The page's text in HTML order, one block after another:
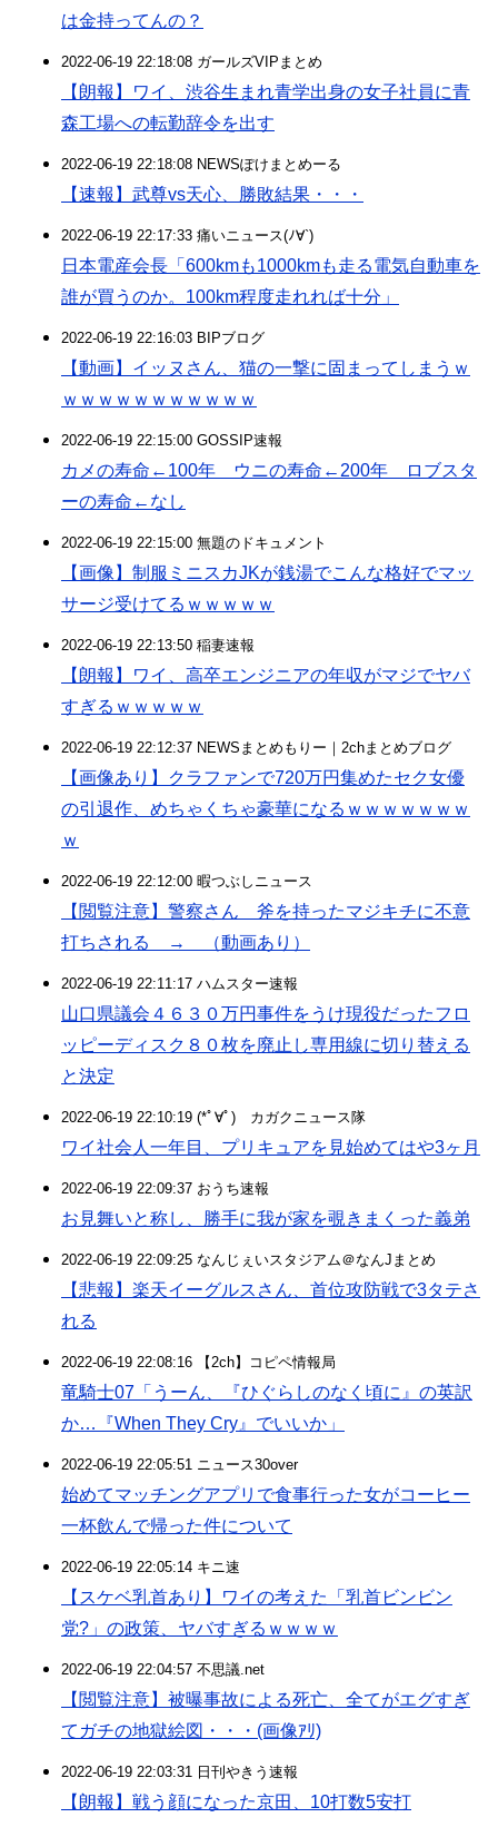
は金持ってんの？
2022-06-19 22:18:08 ガールズVIPまとめ
【朗報】ワイ、渋谷生まれ青学出身の女子社員に青
森工場への転勤辞令を出す
2022-06-19 22:18:08 NEWSぽけまとめーる
【速報】武尊vs天心、勝敗結果・・・
2022-06-19 22:17:33 痛いニュース(ﾉ∀`)
日本電産会長「600kmも1000kmも走る電気自動車を
誰が買うのか。100km程度走れれば十分」
2022-06-19 22:16:03 BIPブログ
【動画】イッヌさん、猫の一撃に固まってしまうｗ
ｗｗｗｗｗｗｗｗｗｗｗ
2022-06-19 22:15:00 GOSSIP速報
カメの寿命←100年 ウニの寿命←200年 ロブスタ
ーの寿命←なし
2022-06-19 22:15:00 無題のドキュメント
【画像】制服ミニスカJKが銭湯でこんな格好でマッ
サージ受けてるｗｗｗｗｗ
2022-06-19 22:13:50 稲妻速報
【朗報】ワイ、高卒エンジニアの年収がマジでヤバ
すぎるｗｗｗｗｗ
2022-06-19 22:12:37 NEWSまとめもりー｜2chまとめブログ
【画像あり】クラファンで720万円集めたセク女優
の引退作、めちゃくちゃ豪華になるｗｗｗｗｗｗｗ
ｗ
2022-06-19 22:12:00 暇つぶしニュース
【閲覧注意】警察さん 斧を持ったマジキチに不意
打ちされる → （動画あり）
2022-06-19 22:11:17 ハムスター速報
山口県議会４６３０万円事件をうけ現役だったフロ
ッピーディスク８０枚を廃止し専用線に切り替える
と決定
2022-06-19 22:10:19 (*ﾟ∀ﾟ)ゞカガクニュース隊
ワイ社会人一年目、プリキュアを見始めてはや3ヶ月
2022-06-19 22:09:37 おうち速報
お見舞いと称し、勝手に我が家を覗きまくった義弟
2022-06-19 22:09:25 なんじぇいスタジアム＠なんJまとめ
【悲報】楽天イーグルスさん、首位攻防戦で3タテさ
れる
2022-06-19 22:08:16 【2ch】コピペ情報局
竜騎士07「うーん、『ひぐらしのなく頃に』の英訳
か…『When They Cry』でいいか」
2022-06-19 22:05:51 ニュース30over
始めてマッチングアプリで食事行った女がコーヒー
一杯飲んで帰った件について
2022-06-19 22:05:14 キニ速
【スケベ乳首あり】ワイの考えた「乳首ビンビン
党?」の政策、ヤバすぎるｗｗｗｗ
2022-06-19 22:04:57 不思議.net
【閲覧注意】被曝事故による死亡、全てがエグすぎ
てガチの地獄絵図・・・(画像ｱﾘ)
2022-06-19 22:03:31 日刊やきう速報
【朗報】戦う顔になった京田、10打数5安打